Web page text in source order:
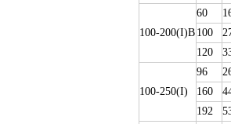
100-200(I)B
60
100
120
100-250(I)
96
160
192